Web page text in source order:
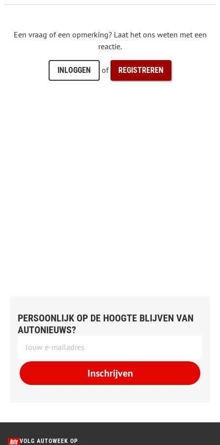
Een vraag of een opmerking? Laat het ons weten met een
reactie.
INLOGGEN of REGISTREREN
PERSOONLIJK OP DE HOOGTE BLIJVEN VAN
AUTONIEUWS?
Inschrijven
VOLG AUTOWEEK OP